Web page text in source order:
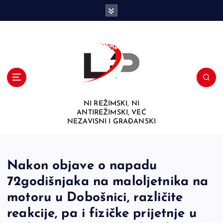
NI REŽIMSKI, NI
ANTIREŽIMSKI, VEĆ
NEZAVISNI I GRAĐANSKI
Nakon objave o napadu
72godišnjaka na maloljetnika na
motoru u Dobošnici, različite
reakcije, pa i fizičke prijetnje u